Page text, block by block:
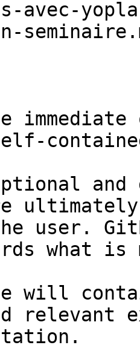
avec-
and
user.
what
will
relevant